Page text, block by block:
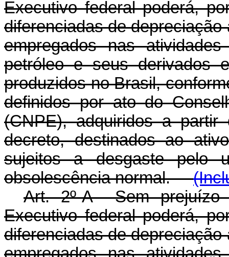
Executivo federal poderá,
diferenciadas de
empregados nas
petróleo e seus derivados
produzidos no Brasil,
definidos por ato do
(CNPE), adquiridos a
decreto, destinados ao
sujeitos a desgaste pelo
obsolescência normal.
Art. 2º-A Sem
Executivo federal poderá,
diferenciadas de